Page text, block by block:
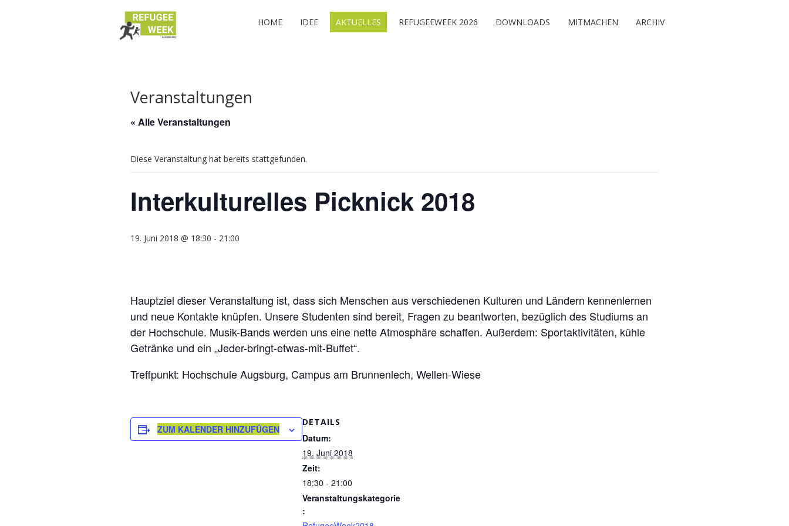
HOME IDEE AKTUELLES REFUGEEWEEK 2026 DOWNLOADS MITMACHEN ARCHIV
Veranstaltungen
« Alle Veranstaltungen
Diese Veranstaltung hat bereits stattgefunden.
Interkulturelles Picknick 2018
19. Juni 2018 @ 18:30 - 21:00
Hauptziel dieser Veranstaltung ist, dass sich Menschen aus verschiedenen Kulturen und Ländern kennenlernen
und neue Kontakte knüpfen. Unsere Studenten sind bereit, Fragen zu beantworten, bezüglich des Studiums an
der Hochschule. Musik-Bands werden uns eine nette Atmosphäre schaffen. Außerdem: Sportaktivitäten, kühle
Getränke und ein „Jeder-bringt-etwas-mit-Buffet“.
Treffpunkt: Hochschule Augsburg, Campus am Brunnenlech, Wellen-Wiese
ZUM KALENDER HINZUFÜGEN
DETAILS
Datum:
19. Juni 2018
Zeit:
18:30 - 21:00
Veranstaltungskategorie
: